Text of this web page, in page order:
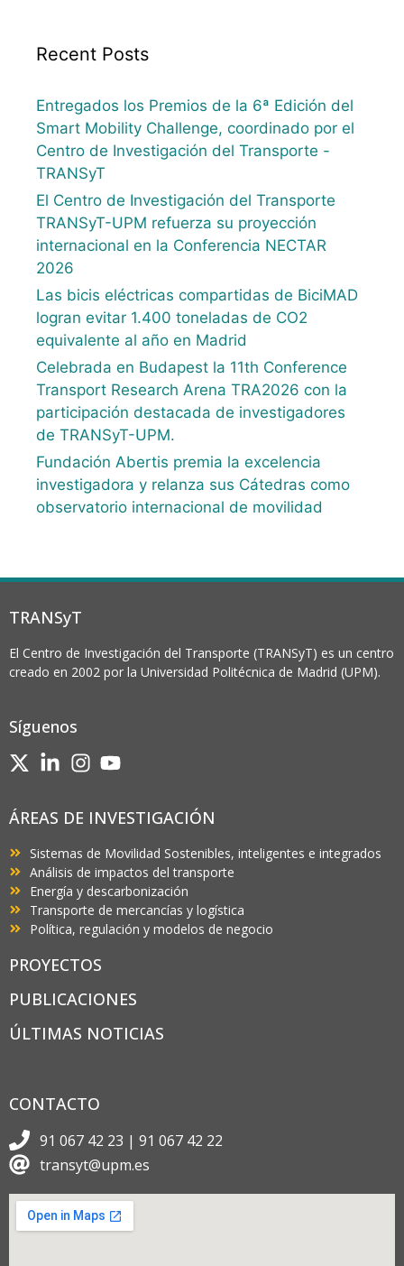
Recent Posts
Entregados los Premios de la 6ª Edición del
Smart Mobility Challenge, coordinado por el
Centro de Investigación del Transporte -
TRANSyT
El Centro de Investigación del Transporte
TRANSyT-UPM refuerza su proyección
internacional en la Conferencia NECTAR
2026
Las bicis eléctricas compartidas de BiciMAD
logran evitar 1.400 toneladas de CO2
equivalente al año en Madrid
Celebrada en Budapest la 11th Conference
Transport Research Arena TRA2026 con la
participación destacada de investigadores
de TRANSyT-UPM.
Fundación Abertis premia la excelencia
investigadora y relanza sus Cátedras como
observatorio internacional de movilidad
TRANSyT
El Centro de Investigación del Transporte (TRANSyT) es un centro
creado en 2002 por la Universidad Politécnica de Madrid (UPM).
Síguenos
ÁREAS DE INVESTIGACIÓN
Sistemas de Movilidad Sostenibles, inteligentes e integrados
Análisis de impactos del transporte
Energía y descarbonización
Transporte de mercancías y logística
Política, regulación y modelos de negocio
PROYECTOS
PUBLICACIONES
ÚLTIMAS NOTICIAS
CONTACTO
91 067 42 23 | 91 067 42 22
transyt@upm.es